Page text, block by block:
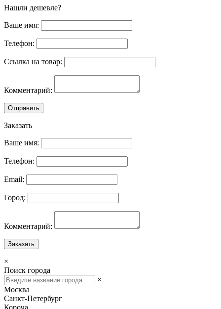
Нашли дешевле?
Ваше имя:
Телефон:
Ссылка на товар:
Комментарий:
Отправить
Заказать
Ваше имя:
Телефон:
Email:
Город:
Комментарий:
Заказать
×
Поиск города
×
Москва
Санкт-Петербург